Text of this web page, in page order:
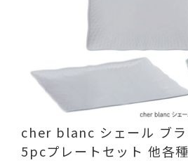
cher blanc シェール ブラ
5pcプレートセット 他各種